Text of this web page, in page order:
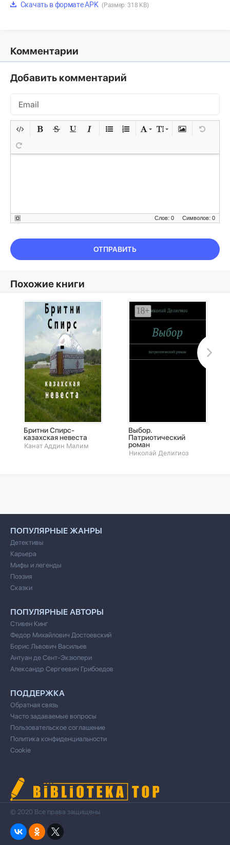
Скачать в формате APK (Размер: 318 KB)
Комментарии
Добавить комментарий
Символов: 0
Слов: 0
ОТПРАВИТЬ
Похожие книги
Бритни Спирс-
казахская невеста
Канат Аддин Малим
Выбор.
Патриотический
роман
Николай Делигиоз
ПОПУЛЯРНЫЕ ЖАНРЫ
Детективы
Карьера
Мифы и легенды
Поэзия
Сказки
ПОПУЛЯРНЫЕ АВТОРЫ
Стивен Кинг
Федор Михайлович Достоевский
Борис Львович Васильев
Антуан де Сент-Экзюпери
Александр Сергеевич Грибоедов
ПОДДЕРЖКА
Обратная связь
Часто задаваемые вопросы
Пользовательское соглашение
Политика конфиденциальности
Cookie
© 2020 Все права защищены